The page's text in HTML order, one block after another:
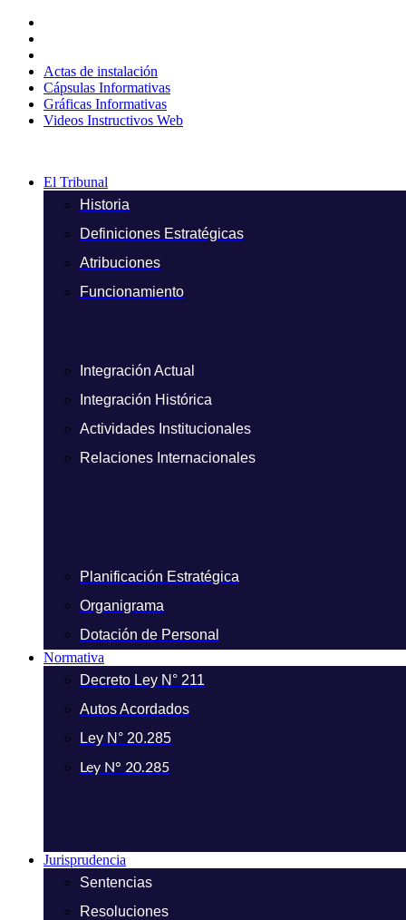
contenido
Actas de instalación
Cápsulas Informativas
Gráficas Informativas
Videos Instructivos Web
El Tribunal
Historia
Definiciones Estratégicas
Atribuciones
Funcionamiento
Integración Actual
Integración Histórica
Actividades Institucionales
Relaciones Internacionales
Planificación Estratégica
Organigrama
Dotación de Personal
Normativa
Decreto Ley N° 211
Autos Acordados
Ley N° 20.285
Ley N° 20.285
Jurisprudencia
Sentencias
Resoluciones